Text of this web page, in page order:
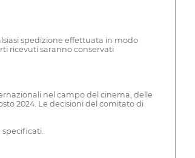
spedizione effettuata in modo
ricevuti saranno conservati
nel campo del cinema, delle
2024. Le decisioni del comitato di